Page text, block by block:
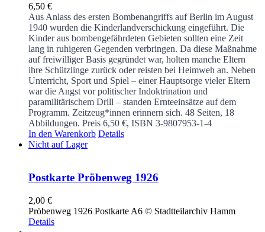
6,50 €
Aus Anlass des ersten Bombenangriffs auf Berlin im August
1940 wurden die Kinderlandverschickung eingeführt. Die
Kinder aus bombengefährdeten Gebieten sollten eine Zeit
lang in ruhigeren Gegenden verbringen. Da diese Maßnahme
auf freiwilliger Basis gegründet war, holten manche Eltern
ihre Schützlinge zurück oder reisten bei Heimweh an. Neben
Unterricht, Sport und Spiel – einer Hauptsorge vieler Eltern
war die Angst vor politischer Indoktrination und
paramilitärischem Drill – standen Ernteeinsätze auf dem
Programm. Zeitzeug*innen erinnern sich. 48 Seiten, 18
Abbildungen. Preis 6,50 €, ISBN 3-9807953-1-4
In den Warenkorb Details
Nicht auf Lager
Postkarte Pröbenweg 1926
2,00 €
Pröbenweg 1926 Postkarte A6 © Stadtteilarchiv Hamm
Details